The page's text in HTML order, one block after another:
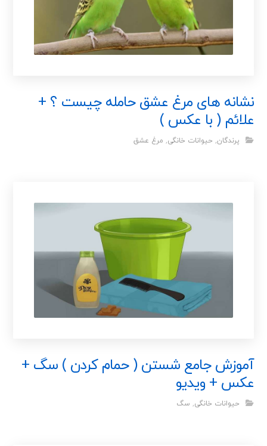
نشانه های مرغ عشق حامله چیست ؟ +
علائم ( با عکس )
پرندگان,حیوانات خانگی, مرغ عشق
آموزش جامع شستن ( حمام کردن ) سگ +
عکس + ویدیو
حیوانات خانگی, سگ